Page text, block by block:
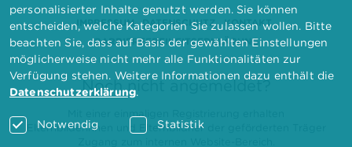
IMPRESSUM DATENSCHUTZ
KONTAKT
BARRIEREFREIHEITSERKLÄRUNG
Noch nicht angemeldet?
Elternbilderinnen und Elternbildner der geförderten Träger
personalisierter Inhalte genutzt werden. Sie können
entscheiden, welche Kategorien Sie zulassen wollen. Bitte
beachten Sie, dass auf Basis der gewählten Einstellungen
möglicherweise nicht mehr alle Funktionalitäten zur
Verfügung stehen. Weitere Informationen dazu enthält die
Datenschutzerklärung.
Notwendig Statistik